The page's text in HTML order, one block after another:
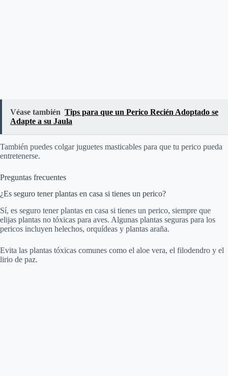
Véase también Tips para que un Perico Recién Adoptado se
Adapte a su Jaula
También puedes colgar juguetes masticables para que tu perico pueda
entretenerse.
Preguntas frecuentes
¿Es seguro tener plantas en casa si tienes un perico?
Sí, es seguro tener plantas en casa si tienes un perico, siempre que
elijas plantas no tóxicas para aves. Algunas plantas seguras para los
pericos incluyen helechos, orquídeas y plantas araña.
Evita las plantas tóxicas comunes como el aloe vera, el filodendro y el
lirio de paz.